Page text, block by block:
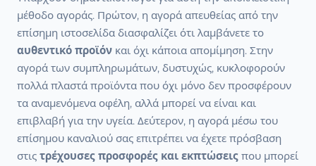
μέθοδο αγοράς. Πρώτον, η αγορά απευθείας από την
επίσημη ιστοσελίδα διασφαλίζει ότι λαμβάνετε το
αυθεντικό προϊόν και όχι κάποια απομίμηση. Στην
αγορά των συμπληρωμάτων, δυστυχώς, κυκλοφορούν
πολλά πλαστά προϊόντα που όχι μόνο δεν προσφέρουν
τα αναμενόμενα οφέλη, αλλά μπορεί να είναι και
επιβλαβή για την υγεία. Δεύτερον, η αγορά μέσω του
επίσημου καναλιού σας επιτρέπει να έχετε πρόσβαση
στις τρέχουσες προσφορές και εκπτώσεις που μπορεί